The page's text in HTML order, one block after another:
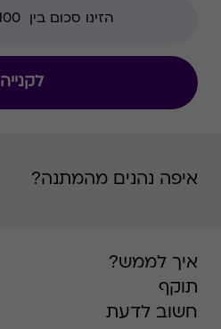
לקנייה
איפה נהנים מהמתנה?
איך לממש?
תוקף
חשוב לדעת